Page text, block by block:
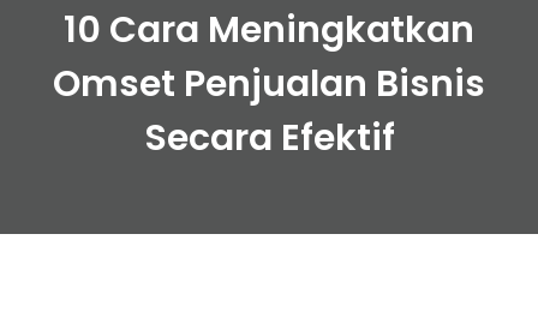
10 Cara Meningkatkan
Omset Penjualan Bisnis
Secara Efektif